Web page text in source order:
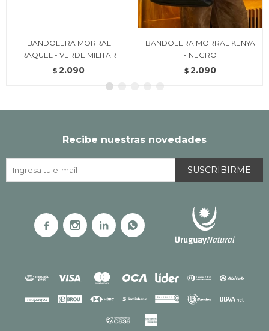
BANDOLERA MORRAL
RAQUEL - VERDE MILITAR
$ 2.090
BANDOLERA MORRAL KENYA
- NEGRO
$ 2.090
Recibe nuestras novedades
SUSCRIBIRME
   